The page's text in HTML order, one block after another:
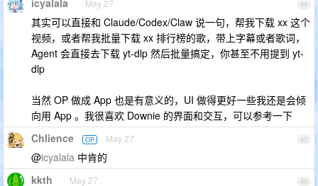
44
May 27
其实可以直接和 Claude/Codex/Claw 说一句，帮我下载 xx 这个
视频，或者帮我批量下载 xx 排行榜的歌，带上字幕或者歌词，
Agent 会直接去下载 yt-dlp 然后批量搞定，你甚至不用提到 yt-
dlp
当然 OP 做成 App 也是有意义的，UI 做得更好一些我还是会倾
向用 App 。我很喜欢 Downie 的界面和交互，可以参考一下
45
Chlience OP May 27
@icyalala 中肯的
46
kkth May 27